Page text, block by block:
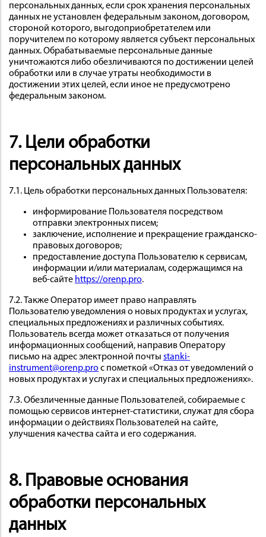
персональных данных, если срок хранения персональных
данных не установлен федеральным законом, договором,
стороной которого, выгодоприобретателем или
поручителем по которому является субъект персональных
данных. Обрабатываемые персональные данные
уничтожаются либо обезличиваются по достижении целей
обработки или в случае утраты необходимости в
достижении этих целей, если иное не предусмотрено
федеральным законом.
7. Цели обработки
персональных данных
7.1. Цель обработки персональных данных Пользователя:
информирование Пользователя посредством
отправки электронных писем;
заключение, исполнение и прекращение гражданско-
правовых договоров;
предоставление доступа Пользователю к сервисам,
информации и/или материалам, содержащимся на
веб-сайте https://orenp.pro.
7.2. Также Оператор имеет право направлять
Пользователю уведомления о новых продуктах и услугах,
специальных предложениях и различных событиях.
Пользователь всегда может отказаться от получения
информационных сообщений, направив Оператору
письмо на адрес электронной почты stanki-
instrument@orenp.proс пометкой «Отказ от уведомлений о
новых продуктах и услугах и специальных предложениях».
7.3. Обезличенные данные Пользователей, собираемые с
помощью сервисов интернет-статистики, служат для сбора
информации о действиях Пользователей на сайте,
улучшения качества сайта и его содержания.
8. Правовые основания
обработки персональных
данных